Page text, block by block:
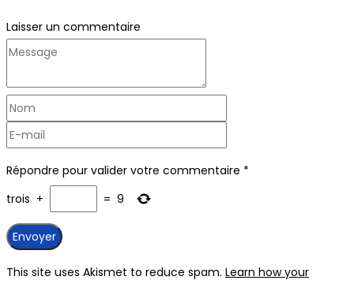
Laisser un commentaire
Répondre pour valider votre commentaire *
trois + = 9
This site uses Akismet to reduce spam. Learn how your